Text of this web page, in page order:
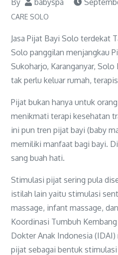
By babyspa
CARE SOLO
Jasa Pijat Bayi Solo terdekat
Solo panggilan menjangkau
Sukoharjo, Karanganyar,
tak perlu keluar rumah,
Pijat bukan hanya untuk
menikmati terapi kesehatan
ini pun tren pijat bayi (baby
memiliki manfaat bagi bayi.
sang buah hati.
Stimulasi pijat sering pula
istilah lain yaitu stimulasi
massage, infant massage,
Koordinasi Tumbuh
Dokter Anak Indonesia
pijat sebagai bentuk stimulasi